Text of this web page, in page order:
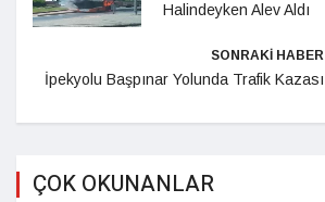
Halindeyken Alev Aldı
SONRAKİ HABER
İpekyolu Başpınar Yolunda Trafik Kazası
ÇOK OKUNANLAR